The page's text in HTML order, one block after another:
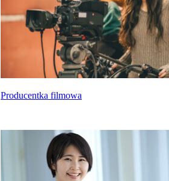
Producentka filmowa